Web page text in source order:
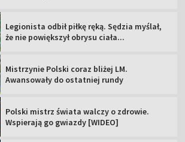
Legionista odbił piłkę ręką. Sędzia myślał,
że nie powiększył obrysu ciała...
Mistrzynie Polski coraz bliżej LM.
Awansowały do ostatniej rundy
Polski mistrz świata walczy o zdrowie.
Wspierają go gwiazdy [WIDEO]